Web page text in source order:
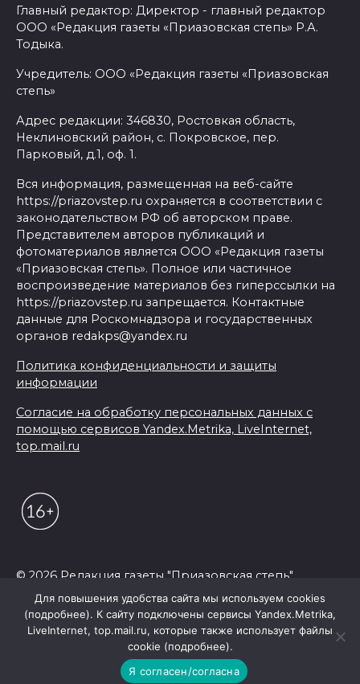
Главный редактор: Директор - главный редактор
ООО «Редакция газеты «Приазовская степь» Р.А.
Тодыка.
Учредитель: ООО «Редакция газеты «Приазовская
степь»
Адрес редакции: 346830, Ростовкая область,
Неклиновский район, с. Покровское, пер.
Парковый, д.1, оф. 1.
Вся информация, размещенная на веб-сайте
https://priazovstep.ru охраняется в соответствии с
законодательством РФ об авторском праве.
Представителем авторов публикаций и
фотоматериалов является ООО «Редакция газеты
«Приазовская степь». Полное или частичное
воспроизведение материалов без гиперссылки на
https://priazovstep.ru запрещается. Контактные
данные для Роскомнадзора и государственных
органов redakps@yandex.ru
Политика конфиденциальности и защиты
информации
Согласие на обработку персональных данных с
помощью сервисов Yandex.Metrika, LiveInternet,
top.mail.ru
© 2026 Редакция газеты "Приазовская степь"
Для повышения удобства сайта мы используем cookies
(подробнее). К сайту подключены сервисы Yandex.Metrika,
LiveInternet, top.mail.ru, которые также использует файлы
cookie (подробнее).
Я согласен/согласна